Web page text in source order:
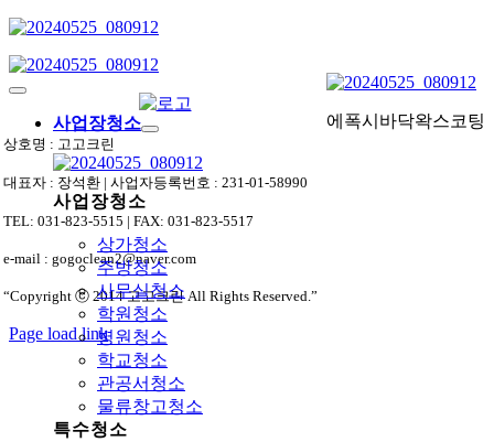
Skip
content
Toggle
Navigation사업장청소
사업장청소
상가청소
주방청소
사무실청소
학원청소
병원청소
학교청소
관공서청소
물류창고청소
특수청소
에폭시바닥왁스코팅
상호명 : 고고크린
대표자 : 장석환 | 사업자등록번호 : 231-01-58990
TEL: 031-823-5515 | FAX: 031-823-5517
e-mail : gogoclean2@naver.com
“Copyright ⓒ 2014 고고크린 All Rights Reserved.”
Page load link